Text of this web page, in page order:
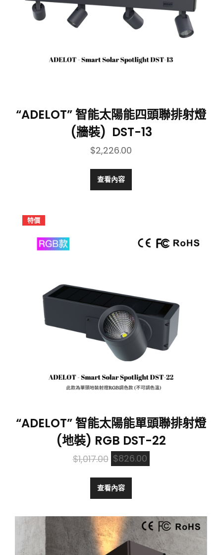
“ADELOT” 智能太陽能四頭聯排射燈
(牆裝) DST-13
$2,226.00
查看內容
特價
“ADELOT” 智能太陽能單頭聯排射燈
(地裝) RGB DST-22
$1,017.00 Original
was:
$1,017.00.
$826.00
查看內容